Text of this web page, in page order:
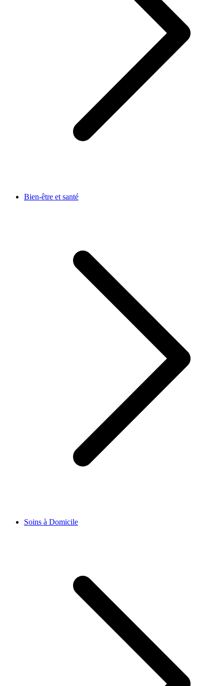
Bien-être et santé
Soins à Domicile